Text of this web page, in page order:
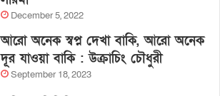
December 5, 2022
আরো অনেক স্বপ্ন দেখা বাকি, আরো অনেক
দূর যাওয়া বাকি : উক্রাচিং চৌধুরী
September 18, 2023